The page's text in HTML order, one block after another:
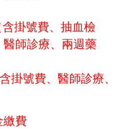
掛號費、抽血檢
師診療、兩週藥
掛號費、醫師診療、
繳費